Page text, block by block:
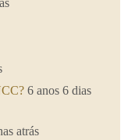
6 anos 6 dias
atrás